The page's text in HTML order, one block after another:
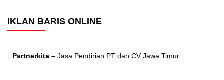
IKLAN BARIS ONLINE
Partnerkita – Jasa Pendirian PT dan CV Jawa Timur